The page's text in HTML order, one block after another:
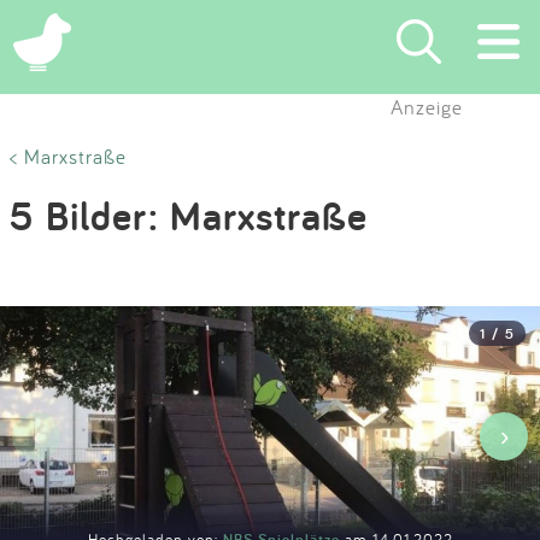
×
Eintragen
Blog
Partner
Kontakt
Anzeige
< Marxstraße
5 Bilder: Marxstraße
1 / 5
‹ ›